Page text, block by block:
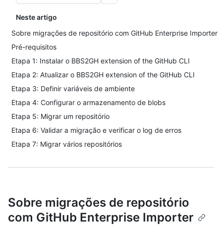
Neste artigo
Sobre migrações de repositório com GitHub Enterprise Importer
Pré-requisitos
Etapa 1: Instalar o BBS2GH extension of the GitHub CLI
Etapa 2: Atualizar o BBS2GH extension of the GitHub CLI
Etapa 3: Definir variáveis de ambiente
Etapa 4: Configurar o armazenamento de blobs
Etapa 5: Migrar um repositório
Etapa 6: Validar a migração e verificar o log de erros
Etapa 7: Migrar vários repositórios
Sobre migrações de repositório
com GitHub Enterprise Importer